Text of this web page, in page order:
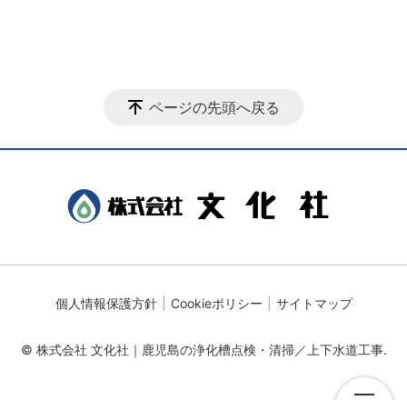
ページの先頭へ戻る
個人情報保護方針 Cookieポリシー サイトマップ
© 株式会社 文化社｜鹿児島の浄化槽点検・清掃／上下水道工事.